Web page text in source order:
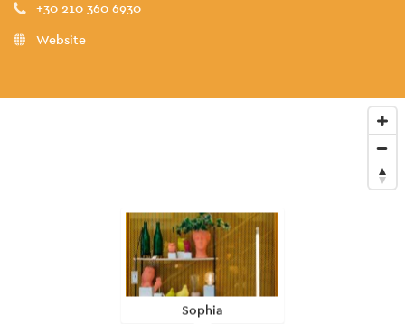
+30 210 360 6930
Website
Sophia